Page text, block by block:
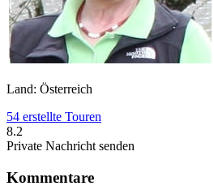
Land: Österreich
54 erstellte Touren
8.2
Private Nachricht senden
Kommentare